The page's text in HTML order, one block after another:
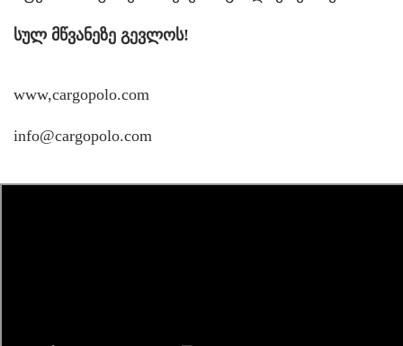
სულ მწვანეზე გევლოს!
www,cargopolo.com
info@cargopolo.com